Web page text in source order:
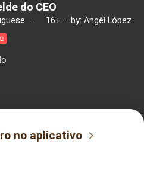
do CEO
· 16+ · by: Angêl López
no aplicativo